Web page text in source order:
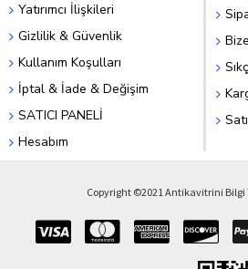
Yatırımcı İlişkileri
Gizlilik & Güvenlik
Kullanım Koşulları
İptal & İade & Değişim
SATICI PANELİ
Hesabım
Copyright ©2021 Antikavitrini Bilgi